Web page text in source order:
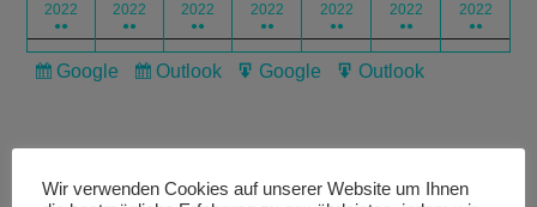
2022
●●
2022
●●
2022
●●
2022
●●
2022
●●
2022
●●
2022
●●
Subscribe
Google
Subscribe
Outlook
Export
Google
Export
Outlook
Wir verwenden Cookies auf unserer Website um Ihnen